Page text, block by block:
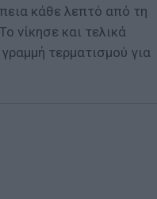
κάθε λεπτό από τη
νίκησε και τελικά
τερματισμού για